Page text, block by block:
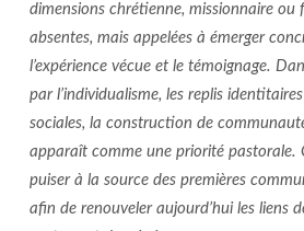
dimensions chrétienne, missionnaire ou
absentes, mais appelées à émerger
l’expérience vécue et le témoignage.
par l’individualisme, les replis
sociales, la construction de
apparaît comme une priorité pastorale.
puiser à la source des premières
afin de renouveler aujourd’hui les liens